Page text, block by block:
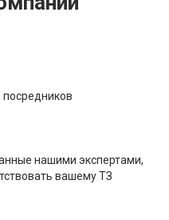
нашими экспертами,
вашему ТЗ